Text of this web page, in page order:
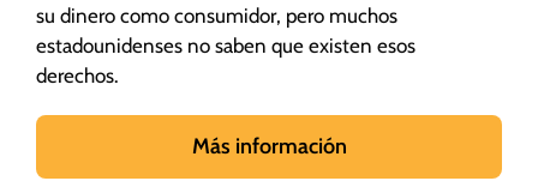
su dinero como consumidor, pero muchos
estadounidenses no saben que existen esos
derechos.
Más información